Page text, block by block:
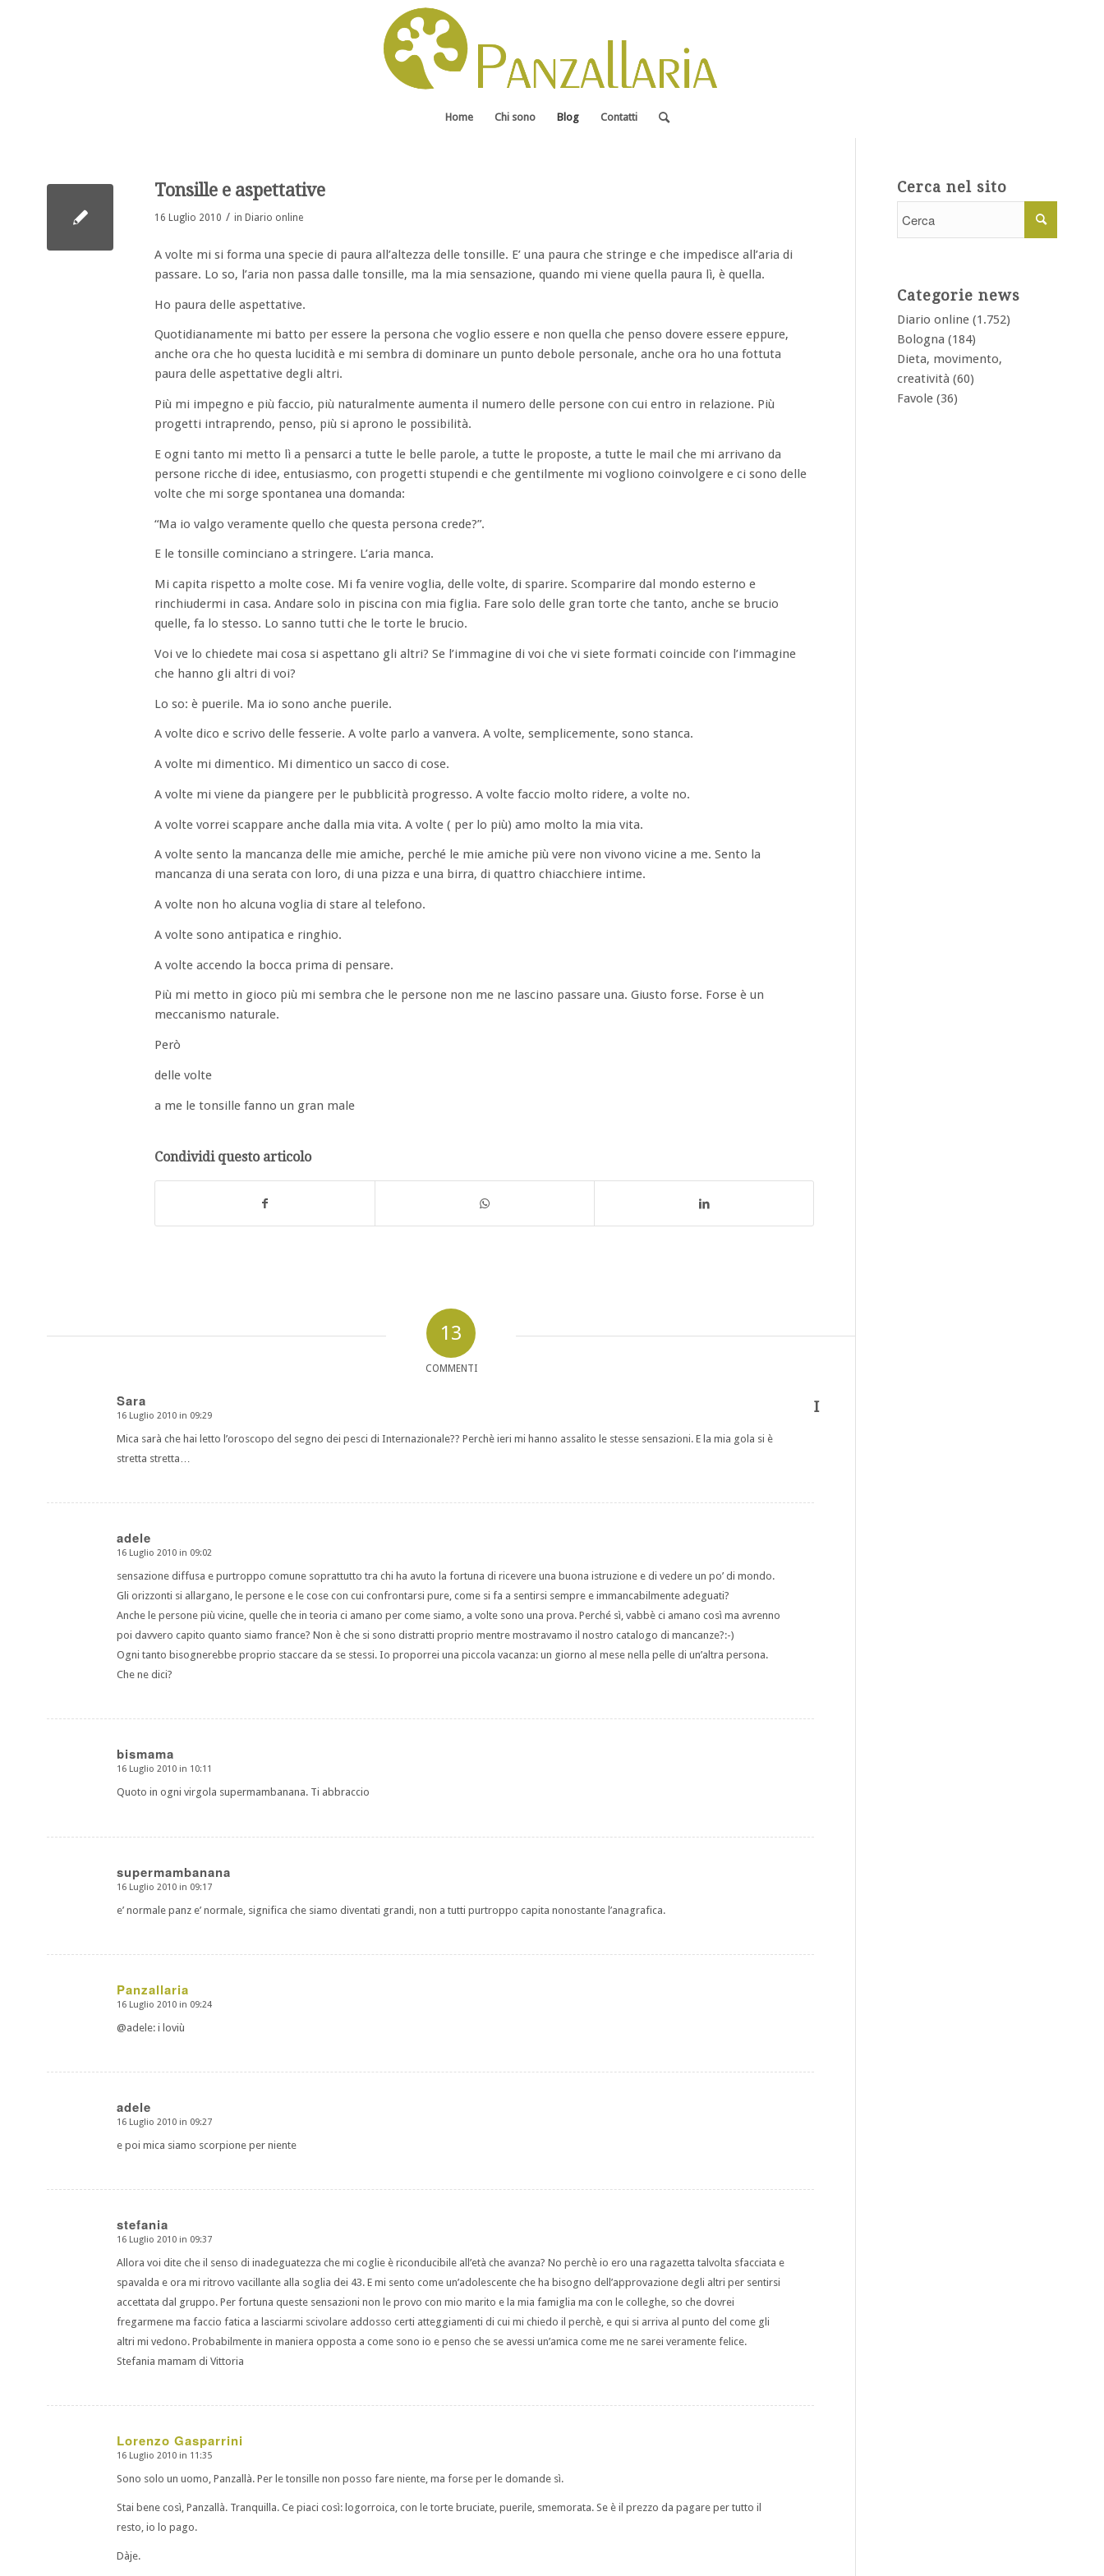
Home Chi sono Blog Contatti
Tonsille e aspettative
16 Luglio 2010 / in Diario online
A volte mi si forma una specie di paura all’altezza delle tonsille. E’ una paura che stringe e che impedisce all’aria di
passare. Lo so, l’aria non passa dalle tonsille, ma la mia sensazione, quando mi viene quella paura lì, è quella.
Ho paura delle aspettative.
Quotidianamente mi batto per essere la persona che voglio essere e non quella che penso dovere essere eppure,
anche ora che ho questa lucidità e mi sembra di dominare un punto debole personale, anche ora ho una fottuta
paura delle aspettative degli altri.
Più mi impegno e più faccio, più naturalmente aumenta il numero delle persone con cui entro in relazione. Più
progetti intraprendo, penso, più si aprono le possibilità.
E ogni tanto mi metto lì a pensarci a tutte le belle parole, a tutte le proposte, a tutte le mail che mi arrivano da
persone ricche di idee, entusiasmo, con progetti stupendi e che gentilmente mi vogliono coinvolgere e ci sono delle
volte che mi sorge spontanea una domanda:
“Ma io valgo veramente quello che questa persona crede?”.
E le tonsille cominciano a stringere. L’aria manca.
Mi capita rispetto a molte cose. Mi fa venire voglia, delle volte, di sparire. Scomparire dal mondo esterno e
rinchiudermi in casa. Andare solo in piscina con mia figlia. Fare solo delle gran torte che tanto, anche se brucio
quelle, fa lo stesso. Lo sanno tutti che le torte le brucio.
Voi ve lo chiedete mai cosa si aspettano gli altri? Se l’immagine di voi che vi siete formati coincide con l’immagine
che hanno gli altri di voi?
Lo so: è puerile. Ma io sono anche puerile.
A volte dico e scrivo delle fesserie. A volte parlo a vanvera. A volte, semplicemente, sono stanca.
A volte mi dimentico. Mi dimentico un sacco di cose.
A volte mi viene da piangere per le pubblicità progresso. A volte faccio molto ridere, a volte no.
A volte vorrei scappare anche dalla mia vita. A volte ( per lo più) amo molto la mia vita.
A volte sento la mancanza delle mie amiche, perché le mie amiche più vere non vivono vicine a me. Sento la
mancanza di una serata con loro, di una pizza e una birra, di quattro chiacchiere intime.
A volte non ho alcuna voglia di stare al telefono.
A volte sono antipatica e ringhio.
A volte accendo la bocca prima di pensare.
Più mi metto in gioco più mi sembra che le persone non me ne lascino passare una. Giusto forse. Forse è un
meccanismo naturale.
Però
delle volte
a me le tonsille fanno un gran male
Condividi questo articolo
13
COMMENTI
Sara
dice:
16 Luglio 2010 in 09:29
Mica sarà che hai letto l’oroscopo del segno dei pesci di Internazionale?? Perchè ieri mi hanno assalito le stesse sensazioni. E la mia gola si è
stretta stretta…
adele
dice:
16 Luglio 2010 in 09:02
sensazione diffusa e purtroppo comune soprattutto tra chi ha avuto la fortuna di ricevere una buona istruzione e di vedere un po’ di mondo.
Gli orizzonti si allargano, le persone e le cose con cui confrontarsi pure, come si fa a sentirsi sempre e immancabilmente adeguati?
Anche le persone più vicine, quelle che in teoria ci amano per come siamo, a volte sono una prova. Perché sì, vabbè ci amano così ma avrenno
poi davvero capito quanto siamo france? Non è che si sono distratti proprio mentre mostravamo il nostro catalogo di mancanze?:-)
Ogni tanto bisognerebbe proprio staccare da se stessi. Io proporrei una piccola vacanza: un giorno al mese nella pelle di un’altra persona.
Che ne dici?
bismama
dice:
16 Luglio 2010 in 10:11
Quoto in ogni virgola supermambanana. Ti abbraccio
supermambanana
dice:
16 Luglio 2010 in 09:17
e’ normale panz e’ normale, significa che siamo diventati grandi, non a tutti purtroppo capita nonostante l’anagrafica.
Panzallaria
dice:
16 Luglio 2010 in 09:24
@adele: i loviù
adele
dice:
16 Luglio 2010 in 09:27
e poi mica siamo scorpione per niente
stefania
dice:
16 Luglio 2010 in 09:37
Allora voi dite che il senso di inadeguatezza che mi coglie è riconducibile all’età che avanza? No perchè io ero una ragazetta talvolta sfacciata e
spavalda e ora mi ritrovo vacillante alla soglia dei 43. E mi sento come un’adolescente che ha bisogno dell’approvazione degli altri per sentirsi
accettata dal gruppo. Per fortuna queste sensazioni non le provo con mio marito e la mia famiglia ma con le colleghe, so che dovrei
fregarmene ma faccio fatica a lasciarmi scivolare addosso certi atteggiamenti di cui mi chiedo il perchè, e qui si arriva al punto del come gli
altri mi vedono. Probabilmente in maniera opposta a come sono io e penso che se avessi un’amica come me ne sarei veramente felice.
Stefania mamam di Vittoria
Lorenzo Gasparrini
dice:
16 Luglio 2010 in 11:35
Sono solo un uomo, Panzallà. Per le tonsille non posso fare niente, ma forse per le domande sì.
Stai bene così, Panzallà. Tranquilla. Ce piaci così: logorroica, con le torte bruciate, puerile, smemorata. Se è il prezzo da pagare per tutto il
resto, io lo pago.
Dàje.
I
Cerca nel sito
Categorie news
Diario online (1.752)
Bologna (184)
Dieta, movimento,
creatività (60)
Favole (36)